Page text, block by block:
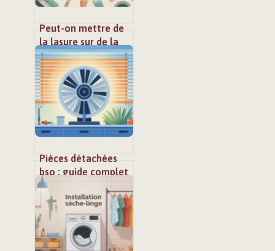
Peut-on mettre de
la lasure sur de la
peinture ? guide
complet pour ne
pas rater votre
support
Pièces détachées
bso : guide complet
pour réparer vos
brise-soleil
orientables